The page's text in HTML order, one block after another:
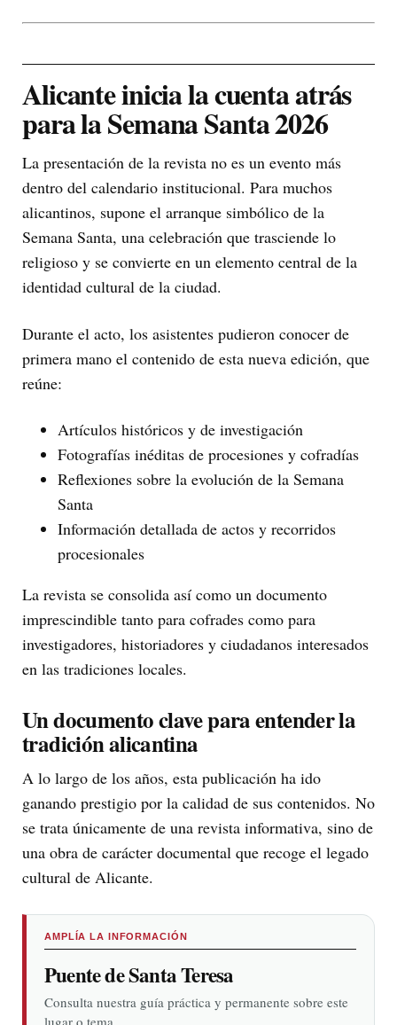
Alicante inicia la cuenta atrás
para la Semana Santa 2026
La presentación de la revista no es un evento más
dentro del calendario institucional. Para muchos
alicantinos, supone el arranque simbólico de la
Semana Santa, una celebración que trasciende lo
religioso y se convierte en un elemento central de la
identidad cultural de la ciudad.
Durante el acto, los asistentes pudieron conocer de
primera mano el contenido de esta nueva edición, que
reúne:
Artículos históricos y de investigación
Fotografías inéditas de procesiones y cofradías
Reflexiones sobre la evolución de la Semana
Santa
Información detallada de actos y recorridos
procesionales
La revista se consolida así como un documento
imprescindible tanto para cofrades como para
investigadores, historiadores y ciudadanos interesados
en las tradiciones locales.
Un documento clave para entender la
tradición alicantina
A lo largo de los años, esta publicación ha ido
ganando prestigio por la calidad de sus contenidos. No
se trata únicamente de una revista informativa, sino de
una obra de carácter documental que recoge el legado
cultural de Alicante.
AMPLÍA LA INFORMACIÓN
Puente de Santa Teresa
Consulta nuestra guía práctica y permanente sobre este